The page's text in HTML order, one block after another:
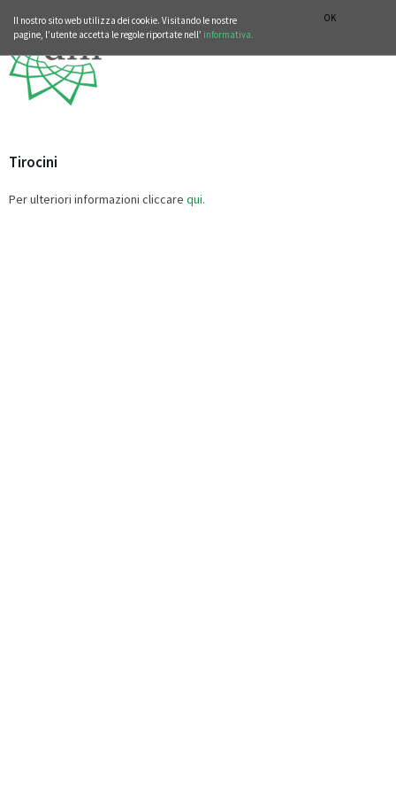
OK
Il nostro sito web utilizza dei cookie. Visitando le nostre
pagine, l’utente accetta le regole riportate nell’ informativa.
Tirocini
Per ulteriori informazioni cliccare qui.